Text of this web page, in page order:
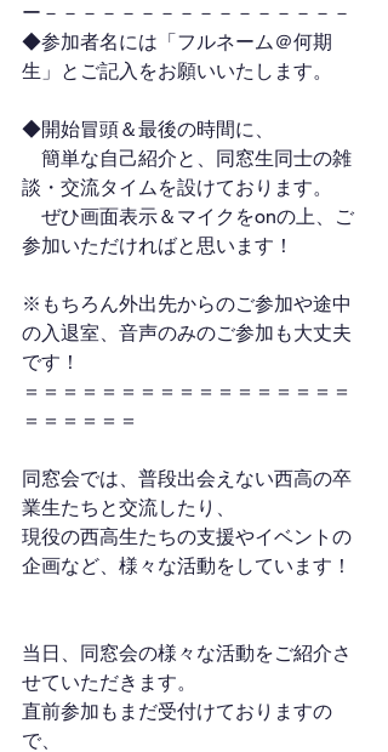
ー－－－－－－－－－－－－－－－－
◆参加者名には「フルネーム＠何期
生」とご記入をお願いいたします。
◆開始冒頭＆最後の時間に、
簡単な自己紹介と、同窓生同士の雑
談・交流タイムを設けております。
ぜひ画面表示＆マイクをonの上、ご
参加いただければと思います！
※もちろん外出先からのご参加や途中
の入退室、音声のみのご参加も大丈夫
です！
＝＝＝＝＝＝＝＝＝＝＝＝＝＝＝＝＝
＝＝＝＝＝＝
同窓会では、普段出会えない西高の卒
業生たちと交流したり、
現役の西高生たちの支援やイベントの
企画など、様々な活動をしています！
当日、同窓会の様々な活動をご紹介さ
せていただきます。
直前参加もまだ受付けておりますの
で、